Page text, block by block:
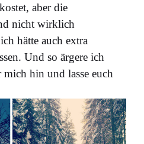
aber die
nicht wirklich
hätte auch extra
Und so ärgere ich
hin und lasse euch